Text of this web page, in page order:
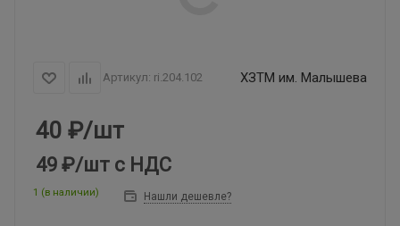
Артикул: ri.204.102 ХЗТМ им. Малышева
40 ₽/шт
49 ₽/шт с НДС
1 (в наличии) Нашли дешевле?